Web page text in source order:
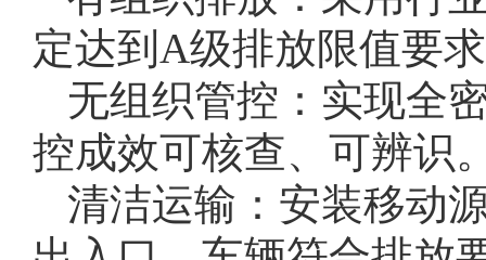
定达到A级排放限值要
无组织管控：实现全
控成效可核查、可辨识
清洁运输：安装移动